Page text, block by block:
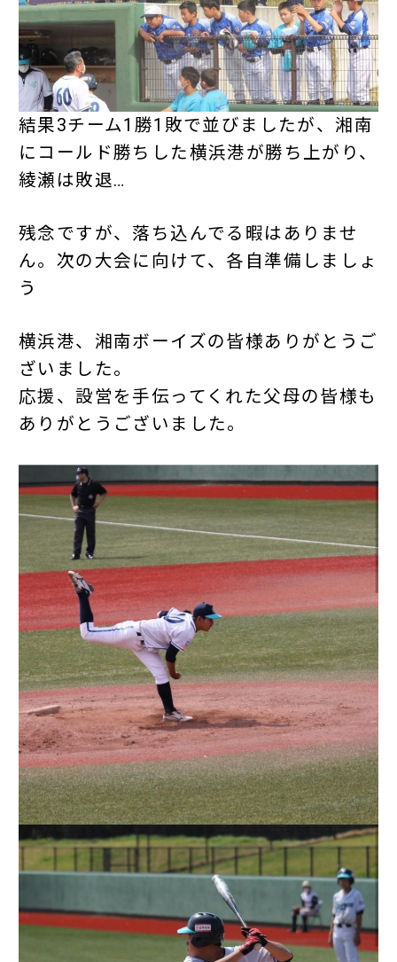
結果3チーム1勝1敗で並びましたが、湘南
にコールド勝ちした横浜港が勝ち上がり、
綾瀬は敗退…
残念ですが、落ち込んでる暇はありませ
ん。次の大会に向けて、各自準備しましょ
う
横浜港、湘南ボーイズの皆様ありがとうご
ざいました。
応援、設営を手伝ってくれた父母の皆様も
ありがとうございました。